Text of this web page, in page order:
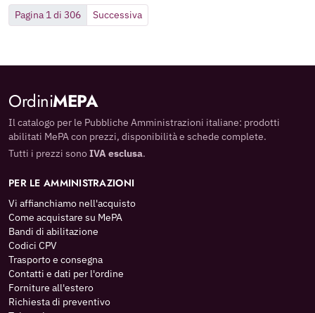
Pagina 1 di 306 Successiva
OrdiniMEPA
Il catalogo per le Pubbliche Amministrazioni italiane: prodotti
abilitati MePA con prezzi, disponibilità e schede complete.
Tutti i prezzi sonoIVA esclusa.
PER LE AMMINISTRAZIONI
Vi affianchiamo nell'acquisto
Come acquistare su MePA
Bandi di abilitazione
Codici CPV
Trasporto e consegna
Contatti e dati per l'ordine
Forniture all'estero
Richiesta di preventivo